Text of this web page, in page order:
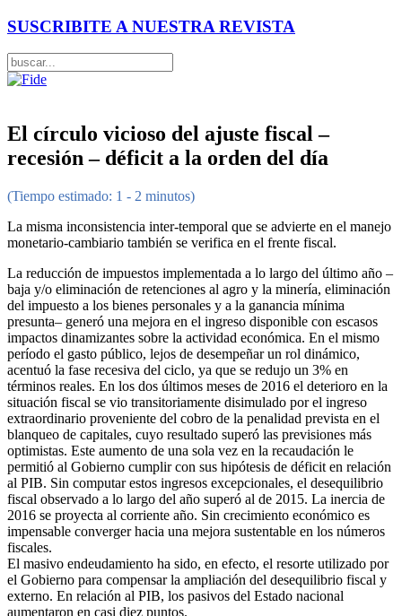
SUSCRIBITE A NUESTRA REVISTA
El círculo vicioso del ajuste fiscal –
recesión – déficit a la orden del día
(Tiempo estimado: 1 - 2 minutos)
La misma inconsistencia inter-temporal que se advierte en el manejo
monetario-cambiario también se verifica en el frente fiscal.
La reducción de impuestos implementada a lo largo del último año –
baja y/o eliminación de retenciones al agro y la minería, eliminación
del impuesto a los bienes personales y a la ganancia mínima
presunta– generó una mejora en el ingreso disponible con escasos
impactos dinamizantes sobre la actividad económica. En el mismo
período el gasto público, lejos de desempeñar un rol dinámico,
acentuó la fase recesiva del ciclo, ya que se redujo un 3% en
términos reales. En los dos últimos meses de 2016 el deterioro en la
situación fiscal se vio transitoriamente disimulado por el ingreso
extraordinario proveniente del cobro de la penalidad prevista en el
blanqueo de capitales, cuyo resultado superó las previsiones más
optimistas. Este aumento de una sola vez en la recaudación le
permitió al Gobierno cumplir con sus hipótesis de déficit en relación
al PIB. Sin computar estos ingresos excepcionales, el desequilibrio
fiscal observado a lo largo del año superó al de 2015. La inercia de
2016 se proyecta al corriente año. Sin crecimiento económico es
impensable converger hacia una mejora sustentable en los números
fiscales.
El masivo endeudamiento ha sido, en efecto, el resorte utilizado por
el Gobierno para compensar la ampliación del desequilibrio fiscal y
externo. En relación al PIB, los pasivos del Estado nacional
aumentaron en casi diez puntos.